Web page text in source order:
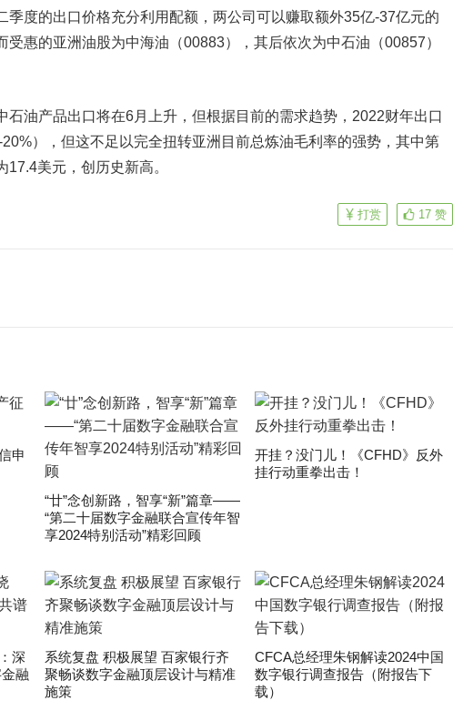
季度的出口价格充分利用配额，两公司可以赚取额外35亿-37亿元的
受惠的亚洲油股为中海油 （00883），其后依次为中石油（00857）
油产品出口将在6月上升，但根据目前的需求趋势，2022财年出口
），但这不足以完全扭转亚洲目前总炼油毛利率的强势，其中第
美元，创历史新高。
17 赞
打赏
申
“廿”念创新路，智享“新”篇章——
“第二十届数字金融联合宣传年智
享2024特别活动”精彩回顾
开挂？没门儿！《CFHD》反外
挂行动重拳出击！
深
融
系统复盘 积极展望 百家银行齐
聚畅谈数字金融顶层设计与精准
施策
CFCA总经理朱钢解读2024中国
数字银行调查报告（附报告下
载）